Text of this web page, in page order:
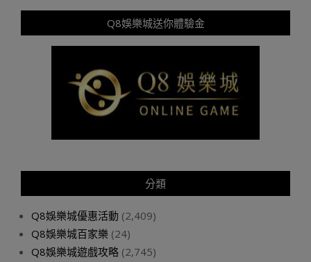
Q8娛樂城送你體驗金
分類
Q8娛樂城優惠活動 (2,409)
Q8娛樂城百家樂 (24)
Q8娛樂城遊戲攻略 (2,745)